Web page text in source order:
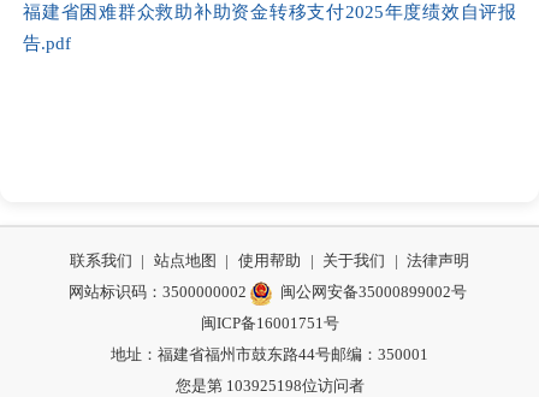
福建省困难群众救助补助资金转移支付2025年度绩效自评报
告.pdf
联系我们 | 站点地图 | 使用帮助 | 关于我们 | 法律声明
网站标识码：3500000002
闽公网安备35000899002号
闽ICP备16001751号
地址：福建省福州市鼓东路44号邮编：350001
您是第 103925198位访问者